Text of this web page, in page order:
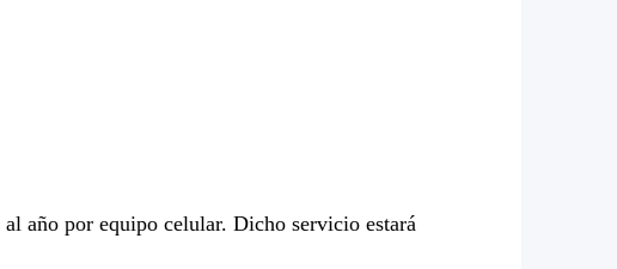
año por equipo celular. Dicho servicio estará